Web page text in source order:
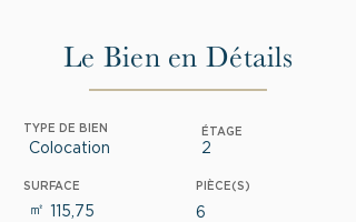
Le Bien en Détails
TYPE DE BIEN
Colocation
ÉTAGE
2
SURFACE
㎡ 115,75
PIÈCE(S)
6